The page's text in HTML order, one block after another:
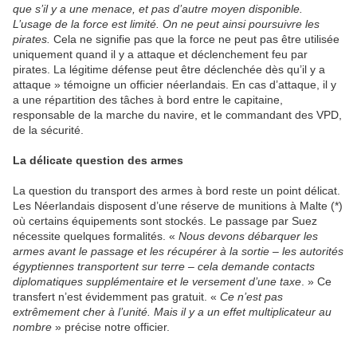
que s’il y a une menace, et pas d’autre moyen disponible.
L’usage de la force est limité. On ne peut ainsi poursuivre les
pirates. Cela ne signifie pas que la force ne peut pas être utilisée
uniquement quand il y a attaque et déclenchement feu par
pirates. La légitime défense peut être déclenchée dès qu’il y a
attaque » témoigne un officier néerlandais. En cas d’attaque, il y
a une répartition des tâches à bord entre le capitaine,
responsable de la marche du navire, et le commandant des VPD,
de la sécurité.
La délicate question des armes
La question du transport des armes à bord reste un point délicat.
Les Néerlandais disposent d’une réserve de munitions à Malte (*)
où certains équipements sont stockés. Le passage par Suez
nécessite quelques formalités. « Nous devons débarquer les
armes avant le passage et les récupérer à la sortie – les autorités
égyptiennes transportent sur terre – cela demande contacts
diplomatiques supplémentaire et le versement d’une taxe . » Ce
transfert n’est évidemment pas gratuit. « Ce n’est pas
extrêmement cher à l’unité. Mais il y a un effet multiplicateur au
nombre » précise notre officier.